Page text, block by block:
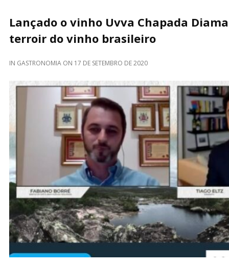
Lançado o vinho Uvva Chapada
terroir do vinho brasileiro
IN GASTRONOMIA ON 17 DE SETEMBRO DE 2020